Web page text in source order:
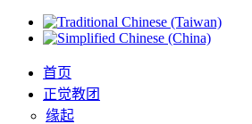
首页
正觉教团
缘起